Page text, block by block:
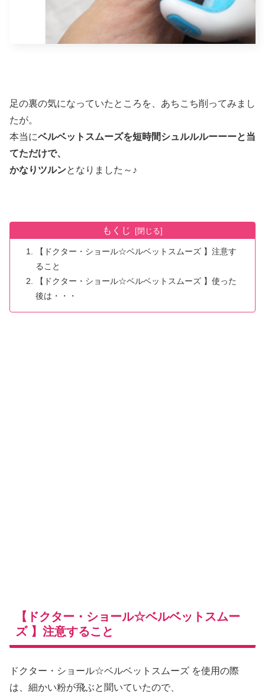
足の裏の気になっていたところを、あちこち削ってみまし
たが。
本当にベルベットスムーズを短時間シュルルルーーーと当
てただけで、
かなりツルンとなりました～♪
もくじ
【ドクター・ショール☆ベルベットスムーズ 】注意す
ること
【ドクター・ショール☆ベルベットスムーズ 】使った
後は・・・
【ドクター・ショール☆ベルベットスムー
ズ 】注意すること
ドクター・ショール☆ベルベットスムーズ を使用の際
は、細かい粉が飛ぶと聞いていたので、